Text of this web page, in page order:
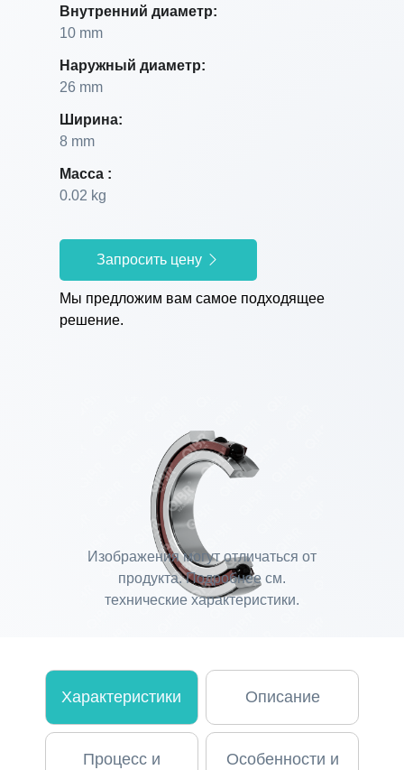
Внутренний диаметр:
10 mm
Наружный диаметр:
26 mm
Ширина:
8 mm
Масса :
0.02 kg
Запросить цену
Мы предложим вам самое подходящее
решение.
Изображения могут отличаться от
продукта. Подробнее см.
технические характеристики.
Характеристики Описание
Процесс и
Особенности и